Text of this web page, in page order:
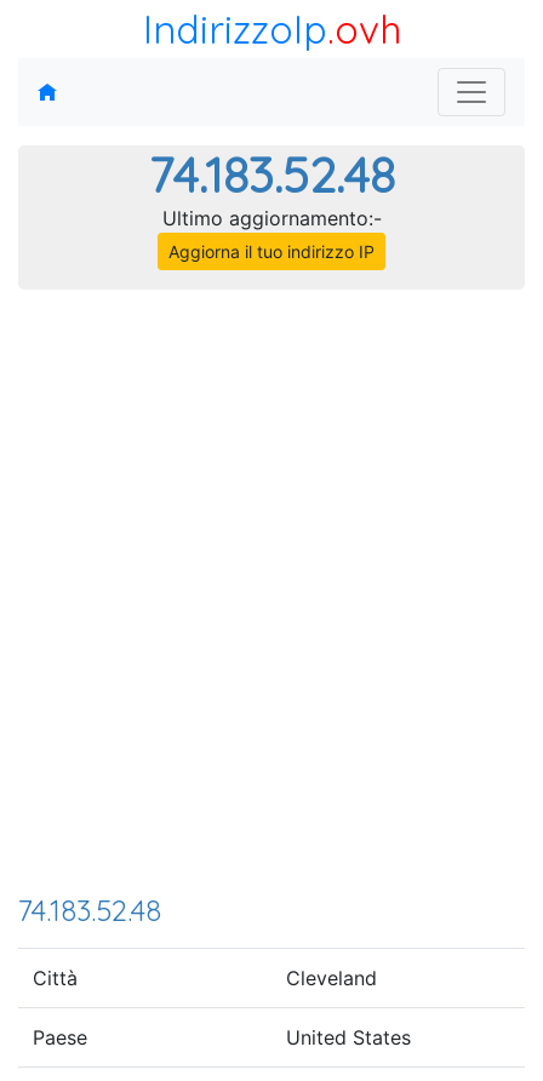
IndirizzoIp.ovh
74.183.52.48
Ultimo aggiornamento:-
Aggiorna il tuo indirizzo IP
74.183.52.48
Città Cleveland
Paese United States